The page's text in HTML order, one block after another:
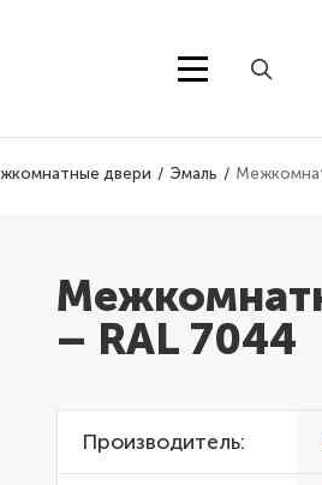
двери Эмаль
– RAL 7044
Производитель